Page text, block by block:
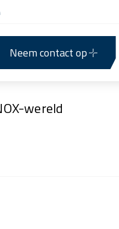
Neem contact op
wereld